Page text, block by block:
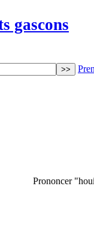
gascons
Prononcer